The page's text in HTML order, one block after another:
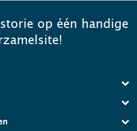
op één handige